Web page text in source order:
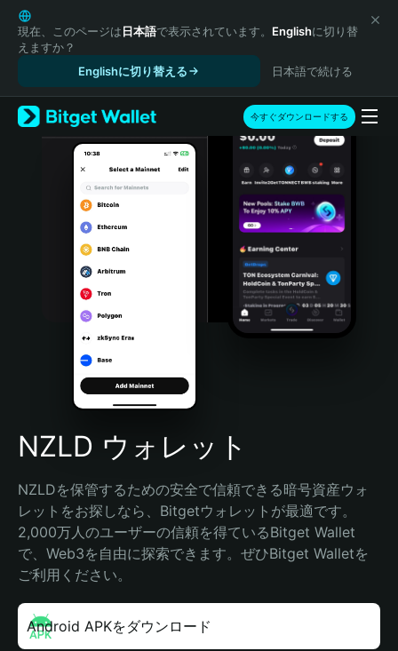
English
日本語
Tiếng Việt
Español (Latinoamérica)
Türkçe
Italiano
Português (Portugal)
Bahasa Indonesia
Português (Brasil)
Español (Argentina)
現在、このページは日本語で表示されています。 Englishに切り替
えますか？
Englishに切り替える
日本語で続ける
今すぐダウンロードする
NZLD ウォレット
NZLDを保管するための安全で信頼できる暗号資産ウォ
レットをお探しなら、Bitgetウォレットが最適です。
2,000万人のユーザーの信頼を得ているBitget Wallet
で、Web3を自由に探索できます。ぜひBitget Walletを
ご利用ください。
Android APKをダウンロード